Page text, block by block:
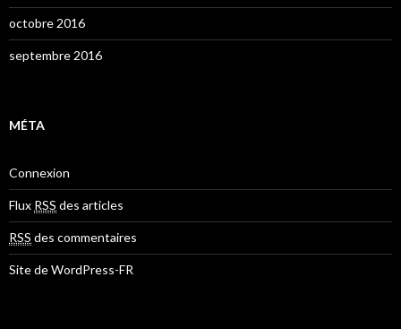
octobre 2016
septembre 2016
MÉTA
Connexion
Flux RSS des articles
RSS des commentaires
Site de WordPress-FR